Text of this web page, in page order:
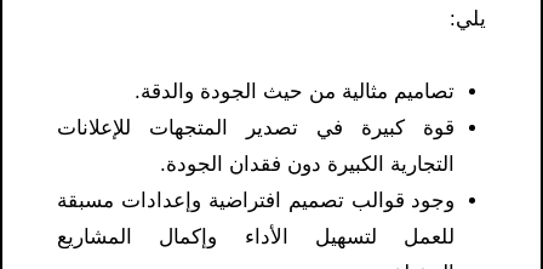
يلي:
تصاميم مثالية من حيث الجودة والدقة.
قوة كبيرة في تصدير المتجهات للإعلانات
التجارية الكبيرة دون فقدان الجودة.
وجود قوالب تصميم افتراضية وإعدادات مسبقة
للعمل لتسهيل الأداء وإكمال المشاريع